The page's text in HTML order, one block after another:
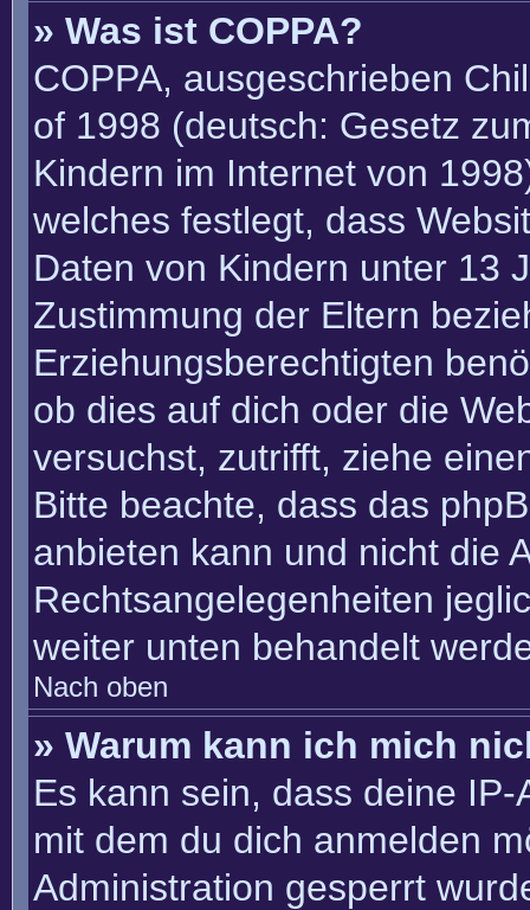
» Was ist COPPA?
COPPA, ausgeschrieben
of 1998 (deutsch: Gesetz
Kindern im Internet von
welches festlegt, dass
Daten von Kindern unter 13
Zustimmung der Eltern
Erziehungsberechtigten
ob dies auf dich oder die
versuchst, zutrifft, ziehe
Bitte beachte, dass das
anbieten kann und nicht die
Rechtsangelegenheiten
weiter unten behandelt
Nach oben
» Warum kann ich mich
Es kann sein, dass deine
mit dem du dich anmelden
Administration gesperrt